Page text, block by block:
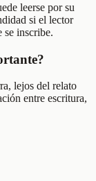
leerse por su
si el lector
se inscribe.
lejos del relato
entre escritura,